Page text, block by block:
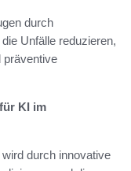
durch
Unfälle reduzieren,
präventive
KI im
durch innovative